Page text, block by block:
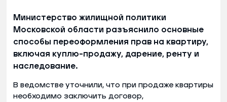
Министерство жилищной политики
Московской области разъяснило основные
способы переоформления прав на квартиру,
включая куплю-продажу, дарение, ренту и
наследование.
В ведомстве уточнили, что при продаже квартиры
необходимо заключить договор,